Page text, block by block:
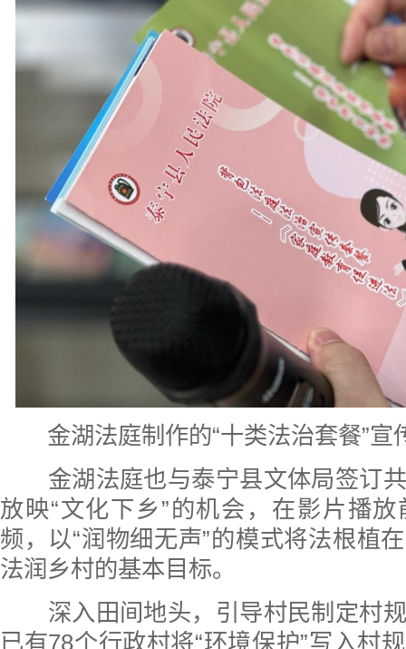
金湖法庭制作的“十类法治套餐”宣
金湖法庭也与泰宁县文体局签订共
放映“文化下乡”的机会，在影片播
频，以“润物细无声”的模式将法根植
法润乡村的基本目标。
深入田间地头，引导村民制定村规
已有78个行政村将“环境保护”写入村